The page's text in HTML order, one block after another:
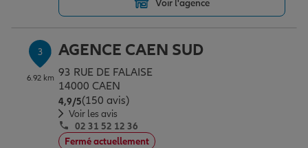
Garantie des accidents de la vie
Assurance scolaire
Protection juridique
Voir l'agence
3
6.92 km
AGENCE CAEN SUD
93 RUE DE FALAISE
14000 CAEN
4,9/5Note de 4.9 sur 5
(150 avis)
Voir les avis
02 31 52 12 36
Fermé actuellement